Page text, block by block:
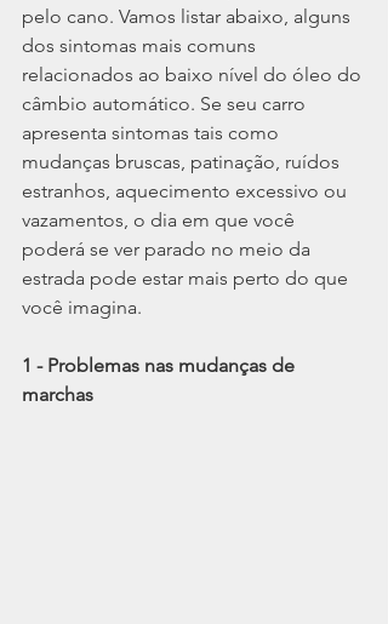
pelo cano. Vamos listar abaixo, alguns
dos sintomas mais comuns
relacionados ao baixo nível do óleo do
câmbio automático. Se seu carro
apresenta sintomas tais como
mudanças bruscas, patinação, ruídos
estranhos, aquecimento excessivo ou
vazamentos, o dia em que você
poderá se ver parado no meio da
estrada pode estar mais perto do que
você imagina.
1 - Problemas nas mudanças de
marchas